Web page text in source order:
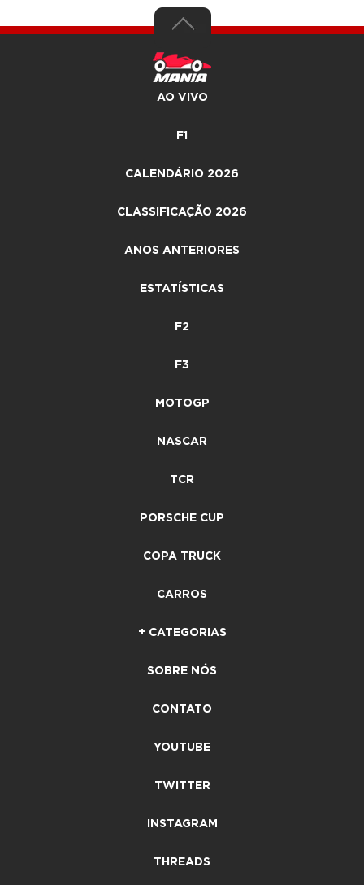
AO VIVO
F1
CALENDÁRIO 2026
CLASSIFICAÇÃO 2026
ANOS ANTERIORES
ESTATÍSTICAS
F2
F3
MOTOGP
NASCAR
TCR
PORSCHE CUP
COPA TRUCK
CARROS
+ CATEGORIAS
SOBRE NÓS
CONTATO
YOUTUBE
TWITTER
INSTAGRAM
THREADS